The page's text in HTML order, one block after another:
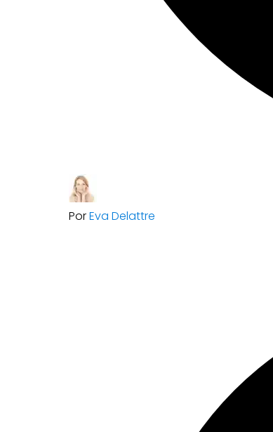
PorEva Delattre